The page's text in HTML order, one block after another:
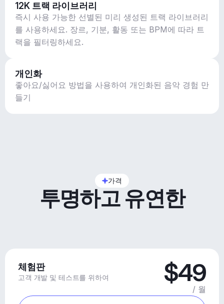
12K 트랙 라이브러리
즉시 사용 가능한 선별된 미리 생성된 트랙 라이브러리
를 사용하세요. 장르, 기분, 활동 또는 BPM에 따라 트
랙을 필터링하세요.
개인화
좋아요/싫어요 방법을 사용하여 개인화된 음악 경험 만
들기
가격
투명하고 유연한
체험판
고객 개발 및 테스트를 위하여 $49
/ 월